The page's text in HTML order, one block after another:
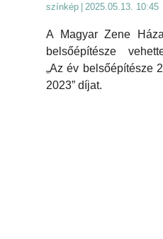
színkép 2025.05.13. 10:45
A Magyar Zene
belsőépítésze
„Az év belsőépítésze
2023” díjat.